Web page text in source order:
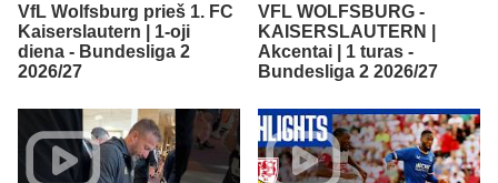
VfL Wolfsburg prieš 1. FC
Kaiserslautern | 1-oji
diena - Bundesliga 2
2026/27
VFL WOLFSBURG -
KAISERSLAUTERN |
Akcentai | 1 turas -
Bundesliga 2 2026/27